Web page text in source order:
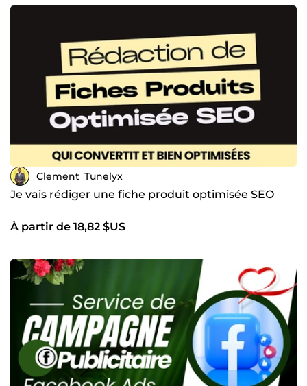
Clement_Tunelyx
Je vais rédiger une fiche produit optimisée SEO
À partir de 18,82 $US